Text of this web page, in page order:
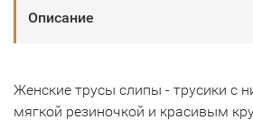
Описание
Женские трусы слипы - трусики с
мягкой резиночкой и красивым